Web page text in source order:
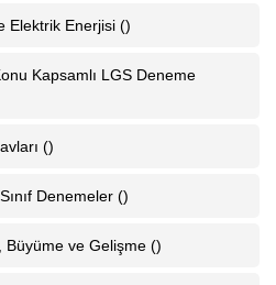
Elektrik Enerjisi ()
Kapsamlı LGS Deneme
()
Denemeler ()
ve Gelişme ()